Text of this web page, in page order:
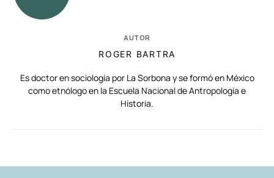
AUTOR
ROGER BARTRA
Es doctor en sociología por La Sorbona y se formó en México
como etnólogo en la Escuela Nacional de Antropología e
Historia.